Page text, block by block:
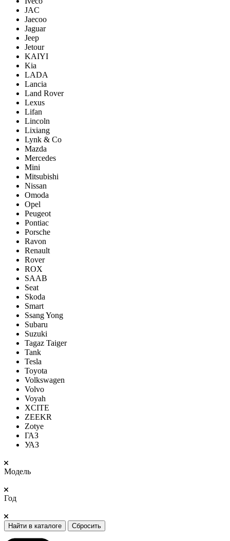
JAC
Jaecoo
Jaguar
Jeep
Jetour
KAIYI
Kia
LADA
Lancia
Land Rover
Lexus
Lifan
Lincoln
Lixiang
Lynk & Co
Mazda
Mercedes
Mini
Mitsubishi
Nissan
Omoda
Opel
Peugeot
Pontiac
Porsсhe
Ravon
Renault
Rover
ROX
SAAB
Seat
Skoda
Smart
Ssang Yong
Subaru
Suzuki
Tagaz Taiger
Tank
Tesla
Toyota
Volkswagen
Volvo
Voyah
XCITE
ZEEKR
Zotye
ГАЗ
УАЗ
Модель
Год
Найти в каталоге Сбросить